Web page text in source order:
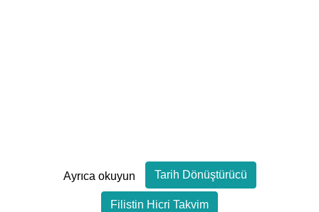
Ayrıca okuyun Tarih Dönüştürücü
Filistin Hicri Takvim